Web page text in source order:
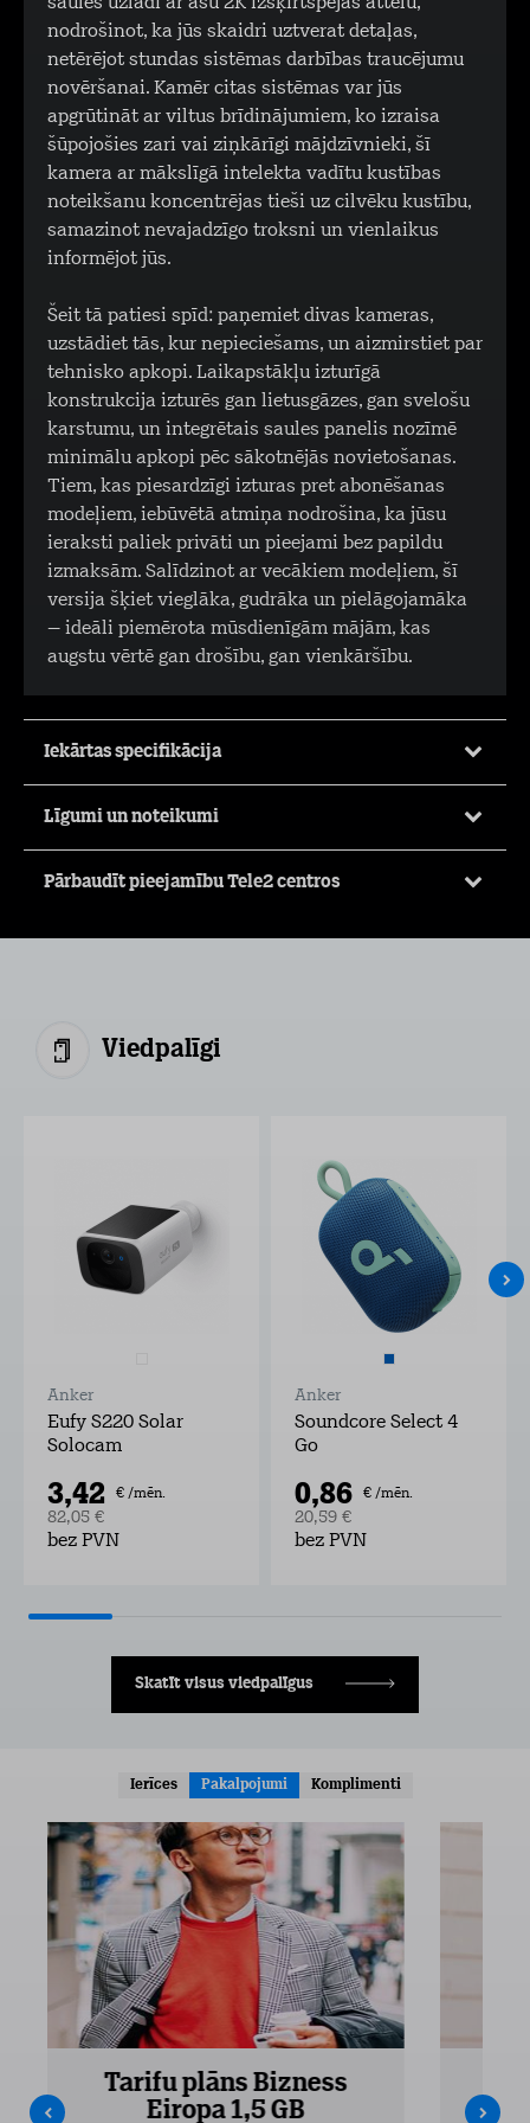
nodrošinot, ka jūs skaidri uztverat detaļas,
netērējot stundas sistēmas darbības traucējumu
novēršanai. Kamēr citas sistēmas var jūs
apgrūtināt ar viltus brīdinājumiem, ko izraisa
šūpojošies zari vai ziņkārīgi mājdzīvnieki, šī
kamera ar mākslīgā intelekta vadītu kustības
noteikšanu koncentrējas tieši uz cilvēku kustību,
samazinot nevajadzīgo troksni un vienlaikus
informējot jūs.
Šeit tā patiesi spīd: paņemiet divas kameras,
uzstādiet tās, kur nepieciešams, un aizmirstiet par
tehnisko apkopi. Laikapstākļu izturīgā
konstrukcija izturēs gan lietusgāzes, gan svelošu
karstumu, un integrētais saules panelis nozīmē
minimālu apkopi pēc sākotnējās novietošanas.
Tiem, kas piesardzīgi izturas pret abonēšanas
modeļiem, iebūvētā atmiņa nodrošina, ka jūsu
ieraksti paliek privāti un pieejami bez papildu
izmaksām. Salīdzinot ar vecākiem modeļiem, šī
versija šķiet vieglāka, gudrāka un pielāgojamāka
– ideāli piemērota mūsdienīgām mājām, kas
augstu vērtē gan drošību, gan vienkāršību.
Iekārtas specifikācija
Līgumi un noteikumi
Pārbaudīt pieejamību Tele2 centros
Viedpalīgi
Anker
Eufy S220 Solar
Solocam
3,42 € /mēn.
82,05 €
bez PVN
Anker
Soundcore Select 4
Go
0,86 € /mēn.
20,59 €
bez PVN
Skatīt visus viedpalīgus
Ierīces Pakalpojumi Komplimenti
Tarifu plāns Bizness
Eiropa 1,5 GB